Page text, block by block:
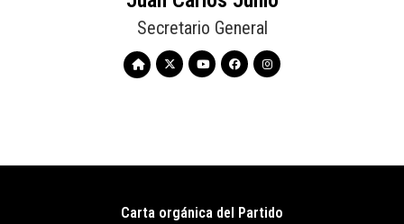
Secretario General
Carta orgánica del Partido